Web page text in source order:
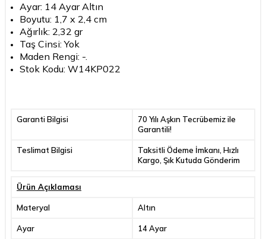
Ayar: 14 Ayar Altın
Boyutu: 1,7 x 2,4 cm
Ağırlık: 2,32 gr
Taş Cinsi: Yok
Maden Rengi: -.
Stok Kodu: W14KP022
Garanti Bilgisi
70 Yılı Aşkın Tecrübemiz ile
Garantili!
Teslimat Bilgisi
Taksitli Ödeme İmkanı, Hızlı
Kargo, Şık Kutuda Gönderim
Ürün Açıklaması
Materyal Altın
Ayar 14 Ayar